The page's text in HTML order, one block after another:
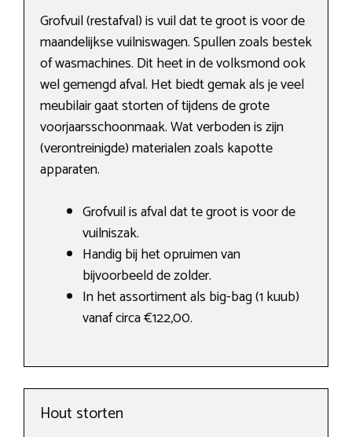
Grofvuil (restafval) is vuil dat te groot is voor de
maandelijkse vuilniswagen. Spullen zoals bestek
of wasmachines. Dit heet in de volksmond ook
wel gemengd afval. Het biedt gemak als je veel
meubilair gaat storten of tijdens de grote
voorjaarsschoonmaak. Wat verboden is zijn
(verontreinigde) materialen zoals kapotte
apparaten.
Grofvuil is afval dat te groot is voor de
vuilniszak.
Handig bij het opruimen van
bijvoorbeeld de zolder.
In het assortiment als big-bag (1 kuub)
vanaf circa €122,00.
Hout storten